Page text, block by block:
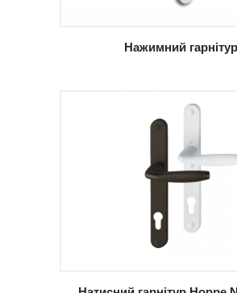
Нажимний гарнітур